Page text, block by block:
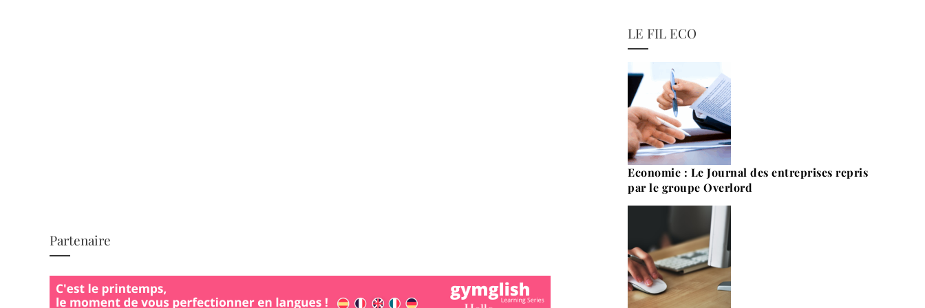
Partenaire
LE FIL ECO
Economie : Le Journal des entreprises repris
par le groupe Overlord